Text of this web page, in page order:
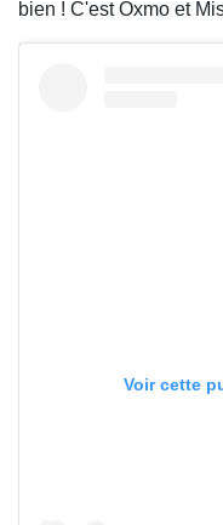
bien ! C'est Oxmo et
Voir cette